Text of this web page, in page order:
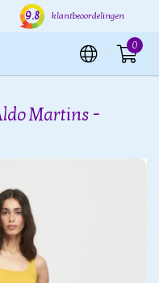
innerhalb von 24
9.8 klantbeoordelingen
0
Martins -